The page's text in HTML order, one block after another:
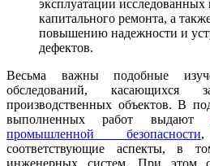
эксплуатации
капитального ремонта, а
повышению надежности и
дефектов.
Весьма важны подобные
обследований, касающихся
производственных объектов. В
выполненных работ выдают
промышленной безопасности,
соответствующие аспекты, в
инженерных систем. При этом